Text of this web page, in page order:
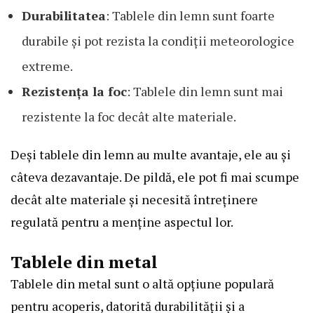
Durabilitatea: Tablele din lemn sunt foarte
durabile și pot rezista la condiții meteorologice
extreme.
Rezistența la foc: Tablele din lemn sunt mai
rezistente la foc decât alte materiale.
Deși tablele din lemn au multe avantaje, ele au și
câteva dezavantaje. De pildă, ele pot fi mai scumpe
decât alte materiale și necesită întreținere
regulată pentru a menține aspectul lor.
Tablele din metal
Tablele din metal sunt o altă opțiune populară
pentru acoperis, datorită durabilității și a